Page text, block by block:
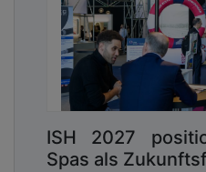
ISH 2027
Spas als